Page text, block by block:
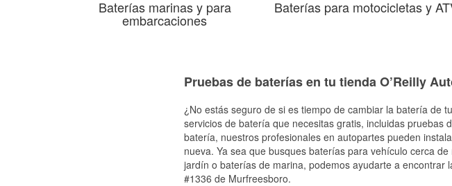
Baterías marinas y para
embarcaciones
Baterías para motocicletas y
Pruebas de baterías en tu tienda O’Reilly
¿No estás seguro de si es tiempo de cambiar la batería de
servicios de batería que necesitas gratis, incluidas
batería, nuestros profesionales en autopartes pueden
nueva. Ya sea que busques baterías para vehículo cerca
jardín o baterías de marina, podemos ayudarte a
#1336 de Murfreesboro.